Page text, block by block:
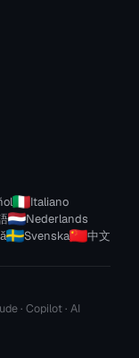
Italiano
Nederlands
Svenska 中文
· Copilot · AI